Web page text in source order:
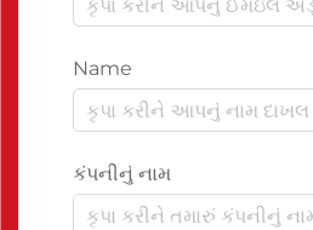
Name
કંપનીનું નામ